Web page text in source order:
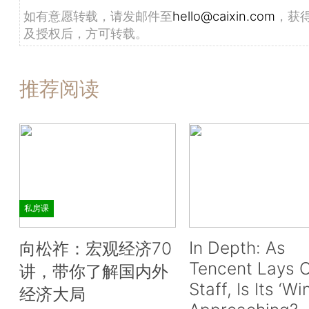
如有意愿转载，请发邮件至hello@caixin.com ，获
及授权后，方可转载。
推荐阅读
私房课
向松祚：宏观经济70
讲，带你了解国内外
经济大局
In Depth: As
Tencent Lays
Staff, Is Its